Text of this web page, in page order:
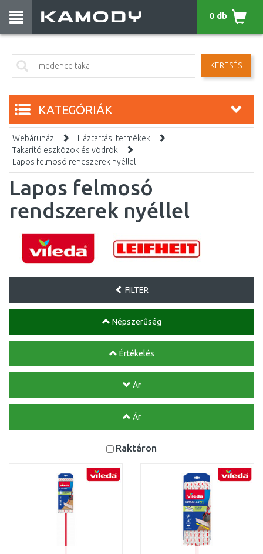
KERESÉS
0 db
KATEGÓRIÁK
Webáruház
Háztartási termékek
Takarító eszközök és vödrök
Lapos felmosó rendszerek nyéllel
Lapos felmosó
rendszerek nyéllel
FILTER
Népszerűség
Értékelés
Ár
Ár
Raktáron